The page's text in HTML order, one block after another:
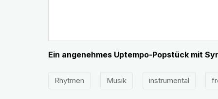
Ein angenehmes Uptempo-Popstück mit
Rhytmen Musik instrumental